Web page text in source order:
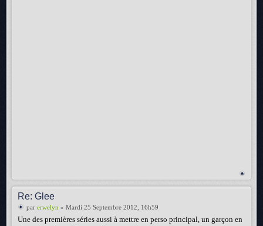
Re: Glee
par erwelyn » Mardi 25 Septembre 2012, 16h59
Une des premières séries aussi à mettre en perso principal, un garçon en